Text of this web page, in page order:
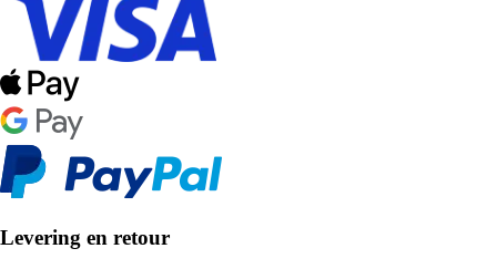
Levering en retour